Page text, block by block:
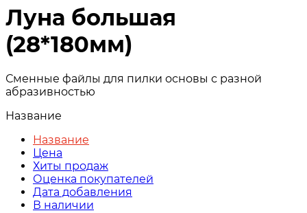
Луна большая
(28*180мм)
Сменные файлы для пилки основы с разной
абразивностью
Название
Название
Цена
Хиты продаж
Оценка покупателей
Дата добавления
В наличии